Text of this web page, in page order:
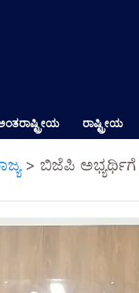
ರಾಷ್ಟ್ರೀಯ
> ಬಿಜೆಪಿ ಅಭ್ಯರ್ಥಿಗೆ